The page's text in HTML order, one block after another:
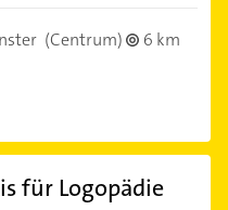
(Centrum)
6 km
für Logopädie